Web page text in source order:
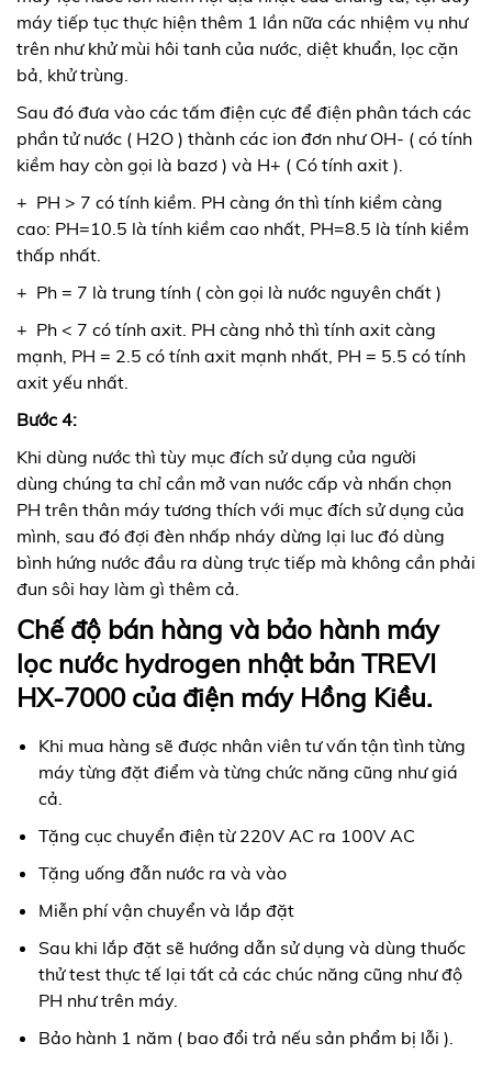
máy tiếp tục thực hiện thêm 1 lần nữa các nhiệm vụ như
trên như khử mùi hôi tanh của nước, diệt khuẩn, lọc cặn
bả, khử trùng.
Sau đó đưa vào các tấm điện cực để điện phân tách các
phần tử nước ( H2O ) thành các ion đơn như OH- ( có tính
kiềm hay còn gọi là bazơ ) và H+ ( Có tính axit ).
+ PH > 7 có tính kiềm. PH càng ớn thì tính kiềm càng
cao: PH=10.5 là tính kiềm cao nhất, PH=8.5 là tính kiềm
thấp nhất.
+ Ph = 7 là trung tính ( còn gọi là nước nguyên chất )
+ Ph < 7 có tính axit. PH càng nhỏ thì tính axit càng
mạnh, PH = 2.5 có tính axit mạnh nhất, PH = 5.5 có tính
axit yếu nhất.
Bước 4:
Khi dùng nước thì tùy mục đích sử dụng của người
dùng chúng ta chỉ cần mở van nước cấp và nhấn chọn
PH trên thân máy tương thích với mục đích sử dụng của
mình, sau đó đợi đèn nhấp nháy dừng lại luc đó dùng
bình hứng nước đầu ra dùng trực tiếp mà không cần phải
đun sôi hay làm gì thêm cả.
Chế độ bán hàng và bảo hành máy
lọc nước hydrogen nhật bản TREVI
HX-7000 của điện máy Hồng Kiều.
Khi mua hàng sẽ được nhân viên tư vấn tận tình từng
máy từng đặt điểm và từng chức năng cũng như giá
cả.
Tặng cục chuyển điện từ 220V AC ra 100V AC
Tặng uống đẫn nước ra và vào
Miễn phí vận chuyển và lắp đặt
Sau khi lắp đặt sẽ hướng dẫn sử dụng và dùng thuốc
thử test thực tế lại tất cả các chúc năng cũng như độ
PH như trên máy.
Bảo hành 1 năm ( bao đổi trả nếu sản phẩm bị lỗi ).